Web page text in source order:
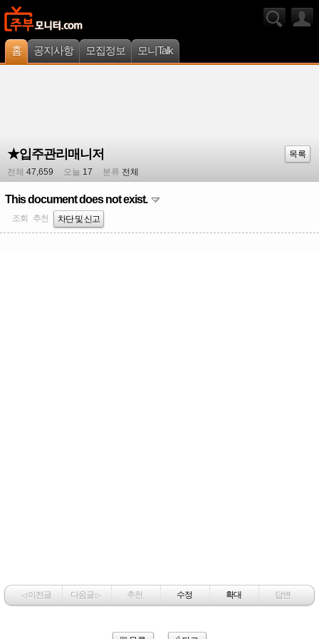
홈 공지사항 모집정보 모니Talk
★입주관리매니저
목록
전체 47,659 오늘 17 분류 전체
This document does not exist.
조회 추천 차단 및 신고
◁이전글 다음글▷ 추천 수정 확대 답변